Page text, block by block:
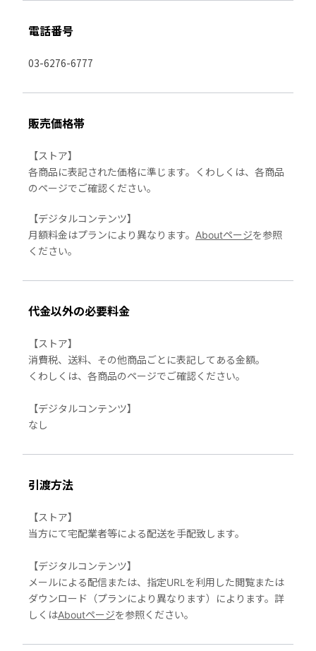
電話番号
03-6276-6777
販売価格帯
【ストア】
各商品に表記された価格に準じます。くわしくは、各商品
のページでご確認ください。
【デジタルコンテンツ】
月額料金はプランにより異なります。 Aboutページを参照
ください。
代金以外の必要料金
【ストア】
消費税、送料、その他商品ごとに表記してある金額。
くわしくは、各商品のページでご確認ください。
【デジタルコンテンツ】
なし
引渡方法
【ストア】
当方にて宅配業者等による配送を手配致します。
【デジタルコンテンツ】
メールによる配信または、指定URLを利用した閲覧または
ダウンロード（プランにより異なります）によります。詳
しくはAboutページを参照ください。